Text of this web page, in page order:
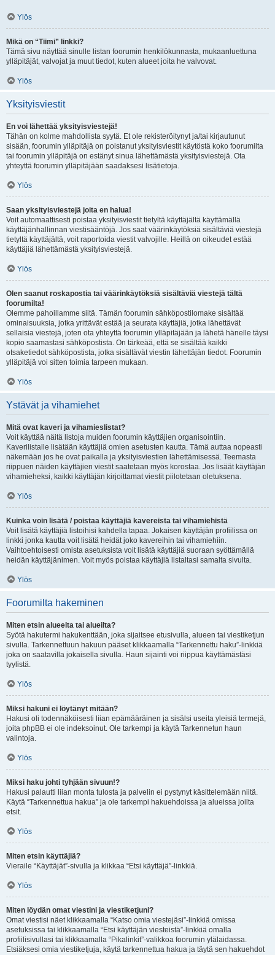
Ylös
Mikä on “Tiimi” linkki?
Tämä sivu näyttää sinulle listan foorumin henkilökunnasta, mukaanluettuna
ylläpitäjät, valvojat ja muut tiedot, kuten alueet joita he valvovat.
Ylös
Yksityisviestit
En voi lähettää yksityisviestejä!
Tähän on kolme mahdollista syytä. Et ole rekisteröitynyt ja/tai kirjautunut
sisään, foorumin ylläpitäjä on poistanut yksityisviestit käytöstä koko foorumilta
tai foorumin ylläpitäjä on estänyt sinua lähettämästä yksityisviestejä. Ota
yhteyttä foorumin ylläpitäjään saadaksesi lisätietoja.
Ylös
Saan yksityisviestejä joita en halua!
Voit automaattisesti poistaa yksityisviestit tietyltä käyttäjältä käyttämällä
käyttäjänhallinnan viestisääntöjä. Jos saat väärinkäytöksiä sisältäviä viestejä
tietyltä käyttäjältä, voit raportoida viestit valvojille. Heillä on oikeudet estää
käyttäjiä lähettämästä yksityisviestejä.
Ylös
Olen saanut roskapostia tai väärinkäytöksiä sisältäviä viestejä tältä
foorumilta!
Olemme pahoillamme siitä. Tämän foorumin sähköpostilomake sisältää
ominaisuuksia, jotka yrittävät estää ja seurata käyttäjiä, jotka lähettävät
sellaisia viestejä, joten ota yhteyttä foorumin ylläpitäjään ja lähetä hänelle täysi
kopio saamastasi sähköpostista. On tärkeää, että se sisältää kaikki
otsaketiedot sähköpostista, jotka sisältävät viestin lähettäjän tiedot. Foorumin
ylläpitäjä voi sitten toimia tarpeen mukaan.
Ylös
Ystävät ja vihamiehet
Mitä ovat kaveri ja vihamieslistat?
Voit käyttää näitä listoja muiden foorumin käyttäjien organisointiin.
Kaverilistalle lisätään käyttäjiä omien asetusten kautta. Tämä auttaa nopeasti
näkemään jos he ovat paikalla ja yksityisviestien lähettämisessä. Teemasta
riippuen näiden käyttäjien viestit saatetaan myös korostaa. Jos lisäät käyttäjän
vihamieheksi, kaikki käyttäjän kirjoittamat viestit piilotetaan oletuksena.
Ylös
Kuinka voin lisätä / poistaa käyttäjiä kavereista tai vihamiehistä
Voit lisätä käyttäjiä listoihisi kahdella tapaa. Jokaisen käyttäjän profiilissa on
linkki jonka kautta voit lisätä heidät joko kavereihin tai vihamiehiin.
Vaihtoehtoisesti omista asetuksista voit lisätä käyttäjiä suoraan syöttämällä
heidän käyttäjänimen. Voit myös poistaa käyttäjiä listaltasi samalta sivulta.
Ylös
Foorumilta hakeminen
Miten etsin alueelta tai alueilta?
Syötä hakutermi hakukenttään, joka sijaitsee etusivulla, alueen tai viestiketjun
sivulla. Tarkennettuun hakuun pääset klikkaamalla “Tarkennettu haku”-linkkiä
joka on saatavilla jokaisella sivulla. Haun sijainti voi riippua käyttämästäsi
tyylistä.
Ylös
Miksi hakuni ei löytänyt mitään?
Hakusi oli todennäköisesti liian epämääräinen ja sisälsi useita yleisiä termejä,
joita phpBB ei ole indeksoinut. Ole tarkempi ja käytä Tarkennetun haun
valintoja.
Ylös
Miksi haku johti tyhjään sivuun!?
Hakusi palautti liian monta tulosta ja palvelin ei pystynyt käsittelemään niitä.
Käytä “Tarkennettua hakua” ja ole tarkempi hakuehdoissa ja alueissa joilta
etsit.
Ylös
Miten etsin käyttäjiä?
Vieraile “Käyttäjät”-sivulla ja klikkaa “Etsi käyttäjä”-linkkiä.
Ylös
Miten löydän omat viestini ja viestiketjuni?
Omat viestisi näet klikkaamalla “Katso omia viestejäsi”-linkkiä omissa
asetuksissa tai klikkaamalla “Etsi käyttäjän viesteistä”-linkkiä omalla
profiilisivullasi tai klikkaamalla “Pikalinkit”-valikkoa foorumin ylälaidassa.
Etsiäksesi omia viestiketjuja, käytä tarkennettua hakua ja täytä sen hakuehdot